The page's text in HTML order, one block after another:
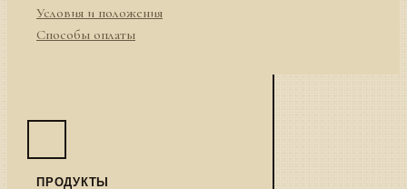
Условия и положения
Способы оплаты
ПРОДУКТЫ